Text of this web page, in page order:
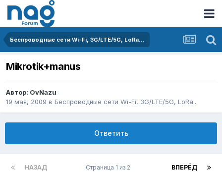
Беспроводные сети Wi-Fi, 3G/LTE/5G, LoRa...
Mikrotik+manus
Автор: OvNazu
19 мая, 2009 в Беспроводные сети Wi-Fi, 3G/LTE/5G, LoRa...
Ответить
НАЗАД ВПЕРЁД
Страница 1 из 2